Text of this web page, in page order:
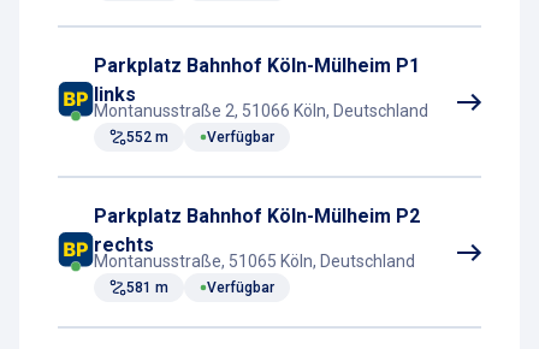
Parkplatz Bahnhof Köln-Mülheim P1
links
Montanusstraße 2, 51066 Köln, Deutschland
552 m Verfügbar
Parkplatz Bahnhof Köln-Mülheim P2
rechts
Montanusstraße, 51065 Köln, Deutschland
581 m Verfügbar